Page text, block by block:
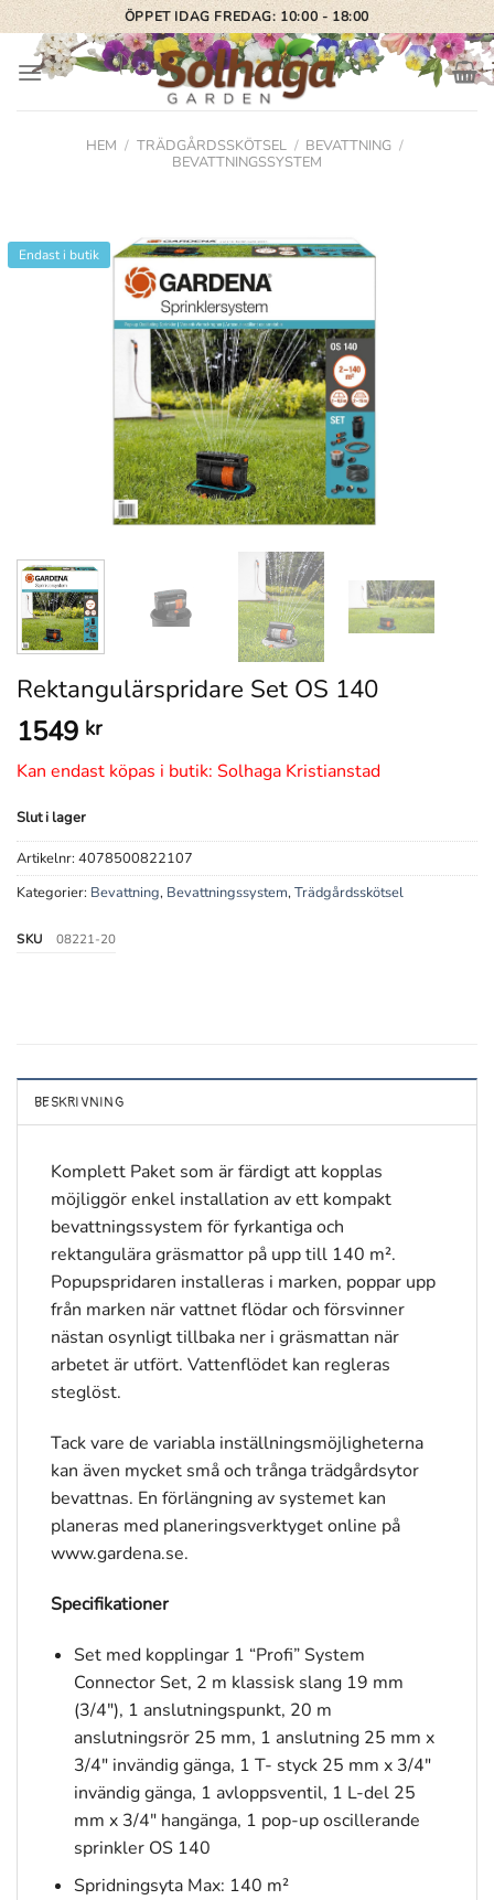
Skip
to
content
ÖPPET IDAG FREDAG: 10:00 - 18:00
HEM / TRÄDGÅRDSSKÖTSEL / BEVATTNING /
BEVATTNINGSSYSTEM
Endast i butik
Rektangulärspridare Set OS 140
1549 kr
Kan endast köpas i butik: Solhaga Kristianstad
Slut i lager
Artikelnr: 4078500822107
Kategorier: Bevattning, Bevattningssystem,Trädgårdsskötsel
SKU 08221-20
BESKRIVNING
Komplett Paket som är färdigt att kopplas
möjliggör enkel installation av ett kompakt
bevattningssystem för fyrkantiga och
rektangulära gräsmattor på upp till 140 m².
Popupspridaren installeras i marken, poppar upp
från marken när vattnet flödar och försvinner
nästan osynligt tillbaka ner i gräsmattan när
arbetet är utfört. Vattenflödet kan regleras
steglöst.
Tack vare de variabla inställningsmöjligheterna
kan även mycket små och trånga trädgårdsytor
bevattnas. En förlängning av systemet kan
planeras med planeringsverktyget online på
www.gardena.se.
Specifikationer
Set med kopplingar 1 “Profi” System
Connector Set, 2 m klassisk slang 19 mm
(3/4″), 1 anslutningspunkt, 20 m
anslutningsrör 25 mm, 1 anslutning 25 mm x
3/4″ invändig gänga, 1 T- styck 25 mm x 3/4″
invändig gänga, 1 avloppsventil, 1 L-del 25
mm x 3/4″ hangänga, 1 pop-up oscillerande
sprinkler OS 140
Spridningsyta Max: 140 m²